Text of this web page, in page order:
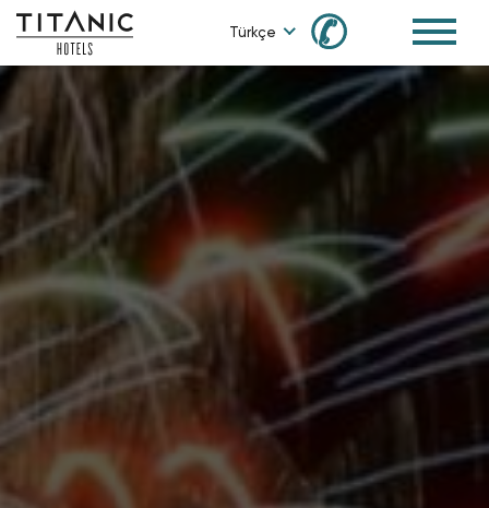
Türkçe ✆